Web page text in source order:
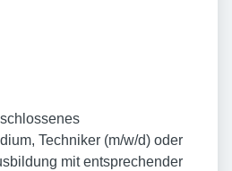
Techniker (m/w/d) oder
mit entsprechender